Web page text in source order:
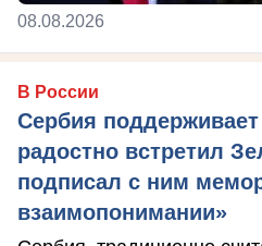
08.08.2026
В России
Сербия
радостно встретил
подписал с ним
взаимопонимании»